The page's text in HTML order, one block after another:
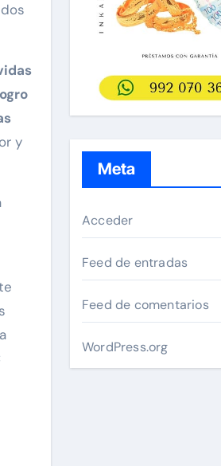
y
Meta
Acceder
Feed de entradas
Feed de comentarios
WordPress.org